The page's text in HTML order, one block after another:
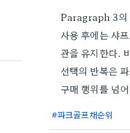
Paragraph 3의
사용 후에는 샤
관을 유지한다.
선택의 반복은
구매 행위를 넘
파크골프채순위